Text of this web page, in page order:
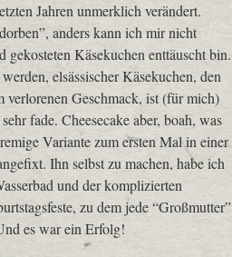
Jahren unmerklich verändert.
anders kann ich mir nicht
gekosteten Käsekuchen enttäuscht bin.
elsässischer Käsekuchen, den
verlorenen Geschmack, ist (für mich)
fade. Cheesecake aber, boah, was
Variante zum ersten Mal in einer
Ihn selbst zu machen, habe ich
und der komplizierten
zu dem jede “Großmutter”
es war ein Erfolg!